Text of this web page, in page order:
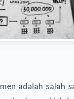
adalah salah